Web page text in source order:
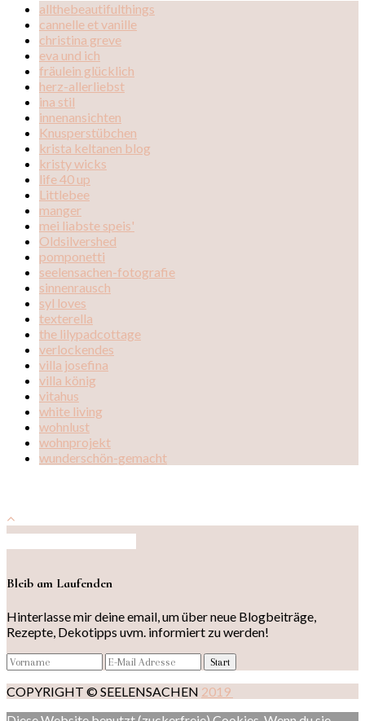
allthebeautifulthings
cannelle et vanille
christina greve
eva und ich
fräulein glücklich
herz-allerliebst
ina stil
innenansichten
Knusperstübchen
krista keltanen blog
kristy wicks
life 40 up
Littlebee
manger
mei liabste speis'
Oldsilvershed
pomponetti
seelensachen-fotografie
sinnenrausch
syl loves
texterella
the lilypadcottage
verlockendes
villa josefina
villa könig
vitahus
white living
wohnlust
wohnprojekt
wunderschön-gemacht
Bleib am Laufenden
Hinterlasse mir deine email, um über neue Blogbeiträge,
Rezepte, Dekotipps uvm. informiert zu werden!
COPYRIGHT © SEELENSACHEN 2019